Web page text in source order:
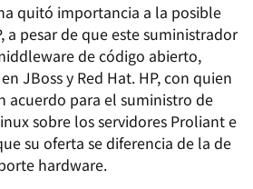
quitó importancia a la posible
a pesar de que este suministrador
de código abierto,
JBoss y Red Hat. HP, con quien
acuerdo para el suministro de
sobre los servidores Proliant e
su oferta se diferencia de la de
hardware.